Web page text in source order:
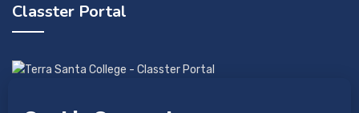
Classter Portal